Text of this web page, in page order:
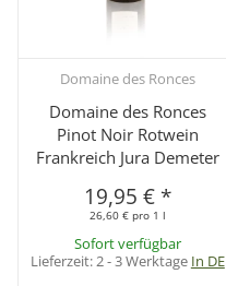
Domaine des Ronces
Domaine des Ronces
Pinot Noir Rotwein
Frankreich Jura Demeter
19,95 € *
26,60 € pro 1 l
Sofort verfügbar
Lieferzeit:2 - 3 Werktage In DE